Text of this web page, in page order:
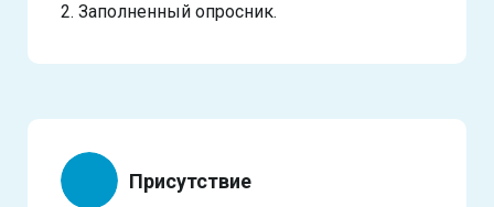
2. Заполненный опросник.
Присутствие